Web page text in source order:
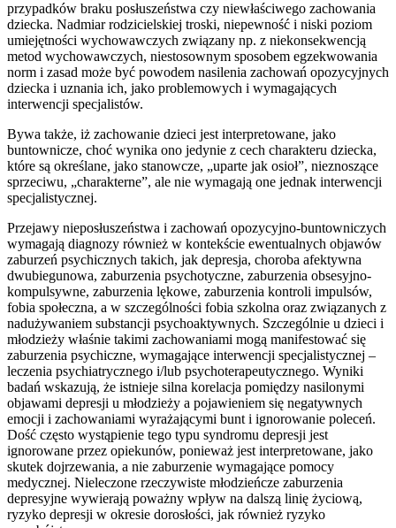
przypadków braku posłuszeństwa czy niewłaściwego zachowania
dziecka. Nadmiar rodzicielskiej troski, niepewność i niski poziom
umiejętności wychowawczych związany np. z niekonsekwencją
metod wychowawczych, niestosownym sposobem egzekwowania
norm i zasad może być powodem nasilenia zachowań opozycyjnych
dziecka i uznania ich, jako problemowych i wymagających
interwencji specjalistów.
Bywa także, iż zachowanie dzieci jest interpretowane, jako
buntownicze, choć wynika ono jedynie z cech charakteru dziecka,
które są określane, jako stanowcze, „uparte jak osioł”, nieznoszące
sprzeciwu, „charakterne”, ale nie wymagają one jednak interwencji
specjalistycznej.
Przejawy nieposłuszeństwa i zachowań opozycyjno-buntowniczych
wymagają diagnozy również w kontekście ewentualnych objawów
zaburzeń psychicznych takich, jak depresja, choroba afektywna
dwubiegunowa, zaburzenia psychotyczne, zaburzenia obsesyjno-
kompulsywne, zaburzenia lękowe, zaburzenia kontroli impulsów,
fobia społeczna, a w szczególności fobia szkolna oraz związanych z
nadużywaniem substancji psychoaktywnych. Szczególnie u dzieci i
młodzieży właśnie takimi zachowaniami mogą manifestować się
zaburzenia psychiczne, wymagające interwencji specjalistycznej –
leczenia psychiatrycznego i/lub psychoterapeutycznego. Wyniki
badań wskazują, że istnieje silna korelacja pomiędzy nasilonymi
objawami depresji u młodzieży a pojawieniem się negatywnych
emocji i zachowaniami wyrażającymi bunt i ignorowanie poleceń.
Dość często wystąpienie tego typu syndromu depresji jest
ignorowane przez opiekunów, ponieważ jest interpretowane, jako
skutek dojrzewania, a nie zaburzenie wymagające pomocy
medycznej. Nieleczone rzeczywiste młodzieńcze zaburzenia
depresyjne wywierają poważny wpływ na dalszą linię życiową,
ryzyko depresji w okresie dorosłości, jak również ryzyko